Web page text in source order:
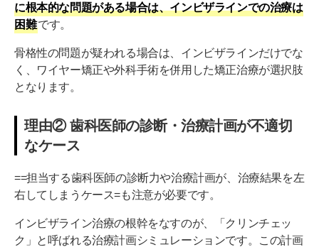
に根本的な問題がある場合は、インビザラインでの治療は
困難です。
骨格性の問題が疑われる場合は、インビザラインだけでな
く、ワイヤー矯正や外科手術を併用した矯正治療が選択肢
となります。
理由② 歯科医師の診断・治療計画が不適切
なケース
==担当する歯科医師の診断力や治療計画が、治療結果を左
右してしまうケース=も注意が必要です。
インビザライン治療の根幹をなすのが、「クリンチェッ
ク」と呼ばれる治療計画シミュレーションです。この計画